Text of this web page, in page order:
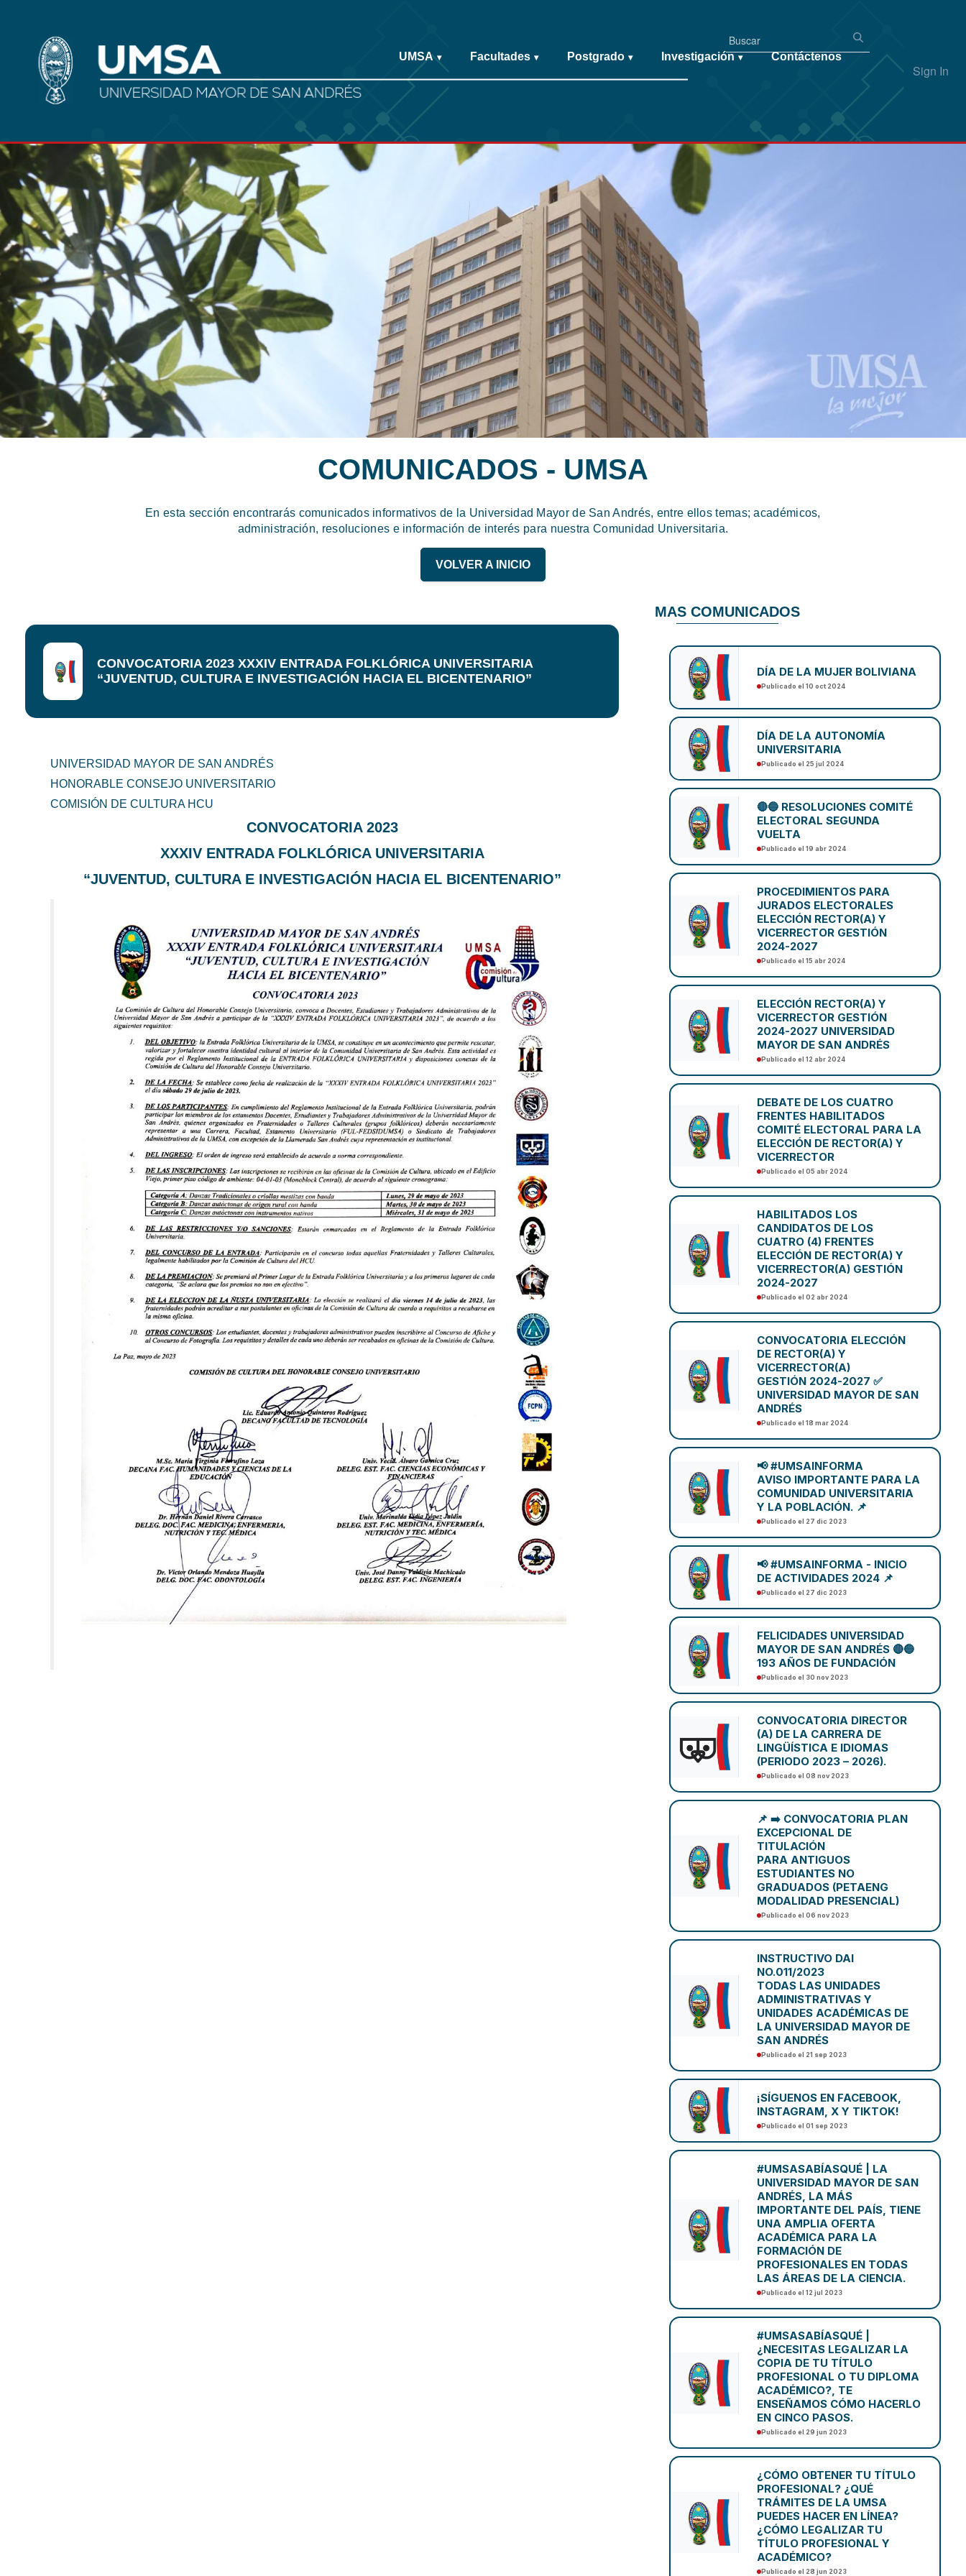
Sign In
UMSA ▾ Facultades ▾ Postgrado ▾ Investigación ▾ Contáctenos
COMUNICADOS - UMSA
En esta sección encontrarás comunicados informativos de la Universidad Mayor de San Andrés, entre ellos temas; académicos,
administración, resoluciones e información de interés para nuestra Comunidad Universitaria.
VOLVER A INICIO
CONVOCATORIA 2023 XXXIV ENTRADA FOLKLÓRICA UNIVERSITARIA
“JUVENTUD, CULTURA E INVESTIGACIÓN HACIA EL BICENTENARIO”
UNIVERSIDAD MAYOR DE SAN ANDRÉS
HONORABLE CONSEJO UNIVERSITARIO
COMISIÓN DE CULTURA HCU
CONVOCATORIA 2023
XXXIV ENTRADA FOLKLÓRICA UNIVERSITARIA
“JUVENTUD, CULTURA E INVESTIGACIÓN HACIA EL BICENTENARIO”
MAS COMUNICADOS
DÍA DE LA MUJER BOLIVIANA
Publicado el 10 oct 2024
DÍA DE LA AUTONOMÍA
UNIVERSITARIA
Publicado el 25 jul 2024
🔴🔵 RESOLUCIONES COMITÉ
ELECTORAL SEGUNDA
VUELTA
Publicado el 19 abr 2024
PROCEDIMIENTOS PARA
JURADOS ELECTORALES
ELECCIÓN RECTOR(A) Y
VICERRECTOR GESTIÓN
2024-2027
Publicado el 15 abr 2024
ELECCIÓN RECTOR(A) Y
VICERRECTOR GESTIÓN
2024-2027 UNIVERSIDAD
MAYOR DE SAN ANDRÉS
Publicado el 12 abr 2024
DEBATE DE LOS CUATRO
FRENTES HABILITADOS
COMITÉ ELECTORAL PARA LA
ELECCIÓN DE RECTOR(A) Y
VICERRECTOR
Publicado el 05 abr 2024
HABILITADOS LOS
CANDIDATOS DE LOS
CUATRO (4) FRENTES
ELECCIÓN DE RECTOR(A) Y
VICERRECTOR(A) GESTIÓN
2024-2027
Publicado el 02 abr 2024
CONVOCATORIA ELECCIÓN
DE RECTOR(A) Y
VICERRECTOR(A)
GESTIÓN 2024-2027 ✅
UNIVERSIDAD MAYOR DE SAN
ANDRÉS
Publicado el 18 mar 2024
📢 #UMSAINFORMA
AVISO IMPORTANTE PARA LA
COMUNIDAD UNIVERSITARIA
Y LA POBLACIÓN. 📌
Publicado el 27 dic 2023
📢 #UMSAINFORMA - INICIO
DE ACTIVIDADES 2024 📌
Publicado el 27 dic 2023
FELICIDADES UNIVERSIDAD
MAYOR DE SAN ANDRÉS 🔴🔵
193 AÑOS DE FUNDACIÓN
Publicado el 30 nov 2023
CONVOCATORIA DIRECTOR
(A) DE LA CARRERA DE
LINGÜÍSTICA E IDIOMAS
(PERIODO 2023 – 2026).
Publicado el 08 nov 2023
📌 ➡️ CONVOCATORIA PLAN
EXCEPCIONAL DE
TITULACIÓN
PARA ANTIGUOS
ESTUDIANTES NO
GRADUADOS (PETAENG
MODALIDAD PRESENCIAL)
Publicado el 06 nov 2023
INSTRUCTIVO DAI
NO.011/2023
TODAS LAS UNIDADES
ADMINISTRATIVAS Y
UNIDADES ACADÉMICAS DE
LA UNIVERSIDAD MAYOR DE
SAN ANDRÉS
Publicado el 21 sep 2023
¡SÍGUENOS EN FACEBOOK,
INSTAGRAM, X Y TIKTOK!
Publicado el 01 sep 2023
#UMSASABÍASQUÉ | LA
UNIVERSIDAD MAYOR DE SAN
ANDRÉS, LA MÁS
IMPORTANTE DEL PAÍS, TIENE
UNA AMPLIA OFERTA
ACADÉMICA PARA LA
FORMACIÓN DE
PROFESIONALES EN TODAS
LAS ÁREAS DE LA CIENCIA.
Publicado el 12 jul 2023
#UMSASABÍASQUÉ |
¿NECESITAS LEGALIZAR LA
COPIA DE TU TÍTULO
PROFESIONAL O TU DIPLOMA
ACADÉMICO?, TE
ENSEÑAMOS CÓMO HACERLO
EN CINCO PASOS.
Publicado el 29 jun 2023
¿CÓMO OBTENER TU TÍTULO
PROFESIONAL? ¿QUÉ
TRÁMITES DE LA UMSA
PUEDES HACER EN LÍNEA?
¿CÓMO LEGALIZAR TU
TÍTULO PROFESIONAL Y
ACADÉMICO?
Publicado el 28 jun 2023